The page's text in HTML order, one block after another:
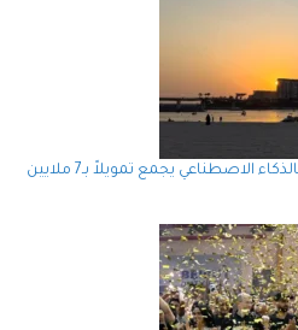
مختبر في دبي لأبحاث إطالة العمر بالذكاء الاصطناعي يجمع تمويلاً بـ7 ملايين